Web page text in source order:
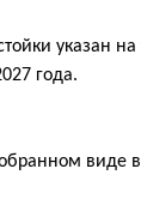
указан на
года.
виде